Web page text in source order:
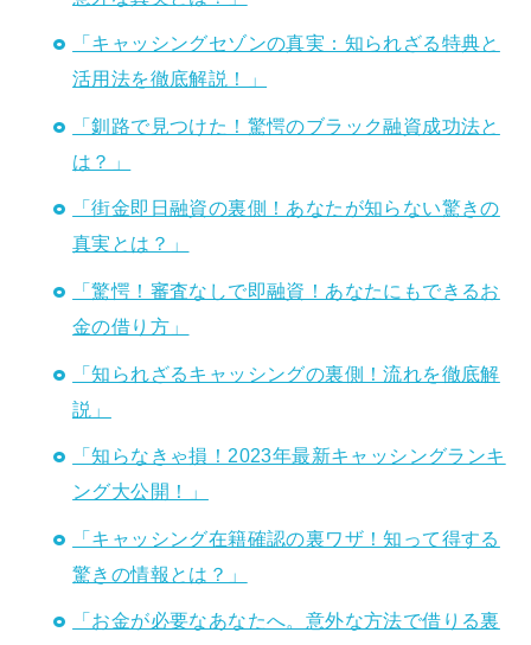
「キャッシングセゾンの真実：知られざる特典と
活用法を徹底解説！」
「釧路で見つけた！驚愕のブラック融資成功法と
は？」
「街金即日融資の裏側！あなたが知らない驚きの
真実とは？」
「驚愕！審査なしで即融資！あなたにもできるお
金の借り方」
「知られざるキャッシングの裏側！流れを徹底解
説」
「知らなきゃ損！2023年最新キャッシングランキ
ング大公開！」
「キャッシング在籍確認の裏ワザ！知って得する
驚きの情報とは？」
「お金が必要なあなたへ。意外な方法で借りる裏